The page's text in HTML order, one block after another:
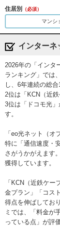
住居別 （必須）
マンシ
インターネ
2026年の「インタ
ランキング」では
し、6年連続の総合
2位は「KCN（近
3位は「ドコモ光
す。
「eo光ネット（オ
特に「通信速度・
さがうかがえます
獲得しています。
「KCN（近鉄ケ
金プラン」「コス
得点を伸ばしてお
ミでは、「料金が
っている点」が評